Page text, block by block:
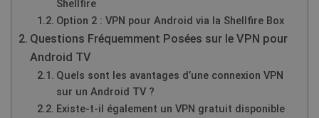
Shellfire
Option 2 : VPN pour Android via la Shellfire Box
Questions Fréquemment Posées sur le VPN pour
Android TV
Quels sont les avantages d’une connexion VPN
sur un Android TV ?
Existe-t-il également un VPN gratuit disponible